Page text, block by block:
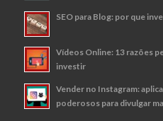
SEO para Blog: por que
Vídeos Online: 13 razões
investir
Vender no Instagram:
poderosos para divulgar